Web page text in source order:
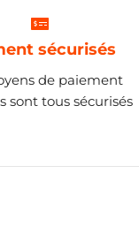
sécurisés
de paiement
sont tous sécurisés